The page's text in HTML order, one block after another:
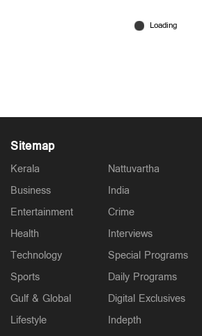
വിജിലന്‍സിന്‍റെ മിന്നല്‍ പരിശോധന;
Sitemap
Kerala
Business
Entertainment
Health
Technology
Sports
Gulf & Global
Lifestyle
Nattuvartha
India
Crime
Interviews
Special Programs
Daily Programs
Digital Exclusives
Indepth